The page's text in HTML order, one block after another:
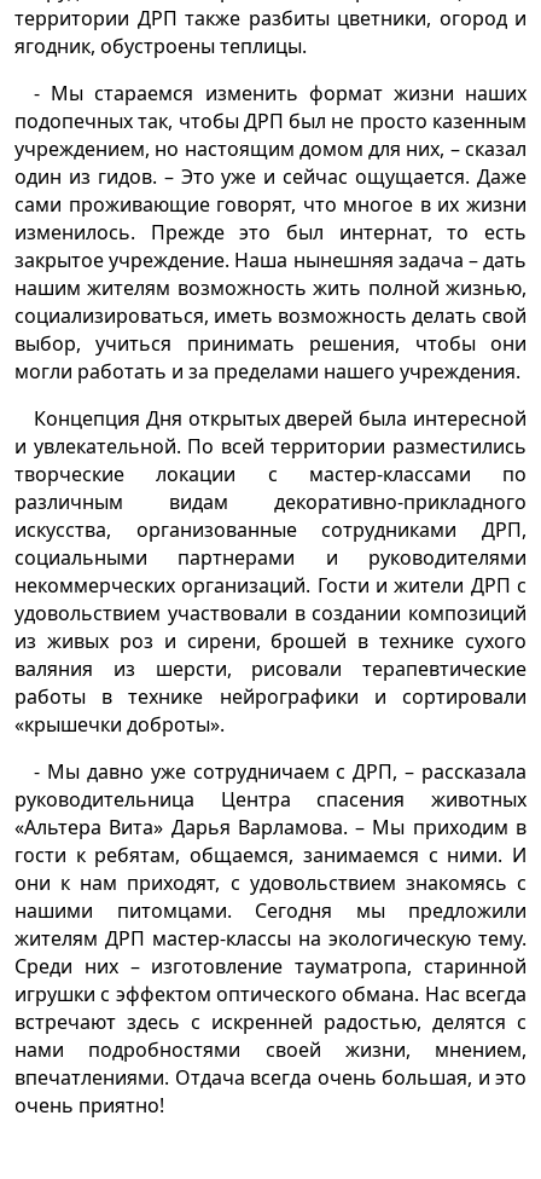
территории ДРП также разбиты цветники, огород и
ягодник, обустроены теплицы.
- Мы стараемся изменить формат жизни наших
подопечных так, чтобы ДРП был не просто казенным
учреждением, но настоящим домом для них, – сказал
один из гидов. – Это уже и сейчас ощущается. Даже
сами проживающие говорят, что многое в их жизни
изменилось. Прежде это был интернат, то есть
закрытое учреждение. Наша нынешняя задача – дать
нашим жителям возможность жить полной жизнью,
социализироваться, иметь возможность делать свой
выбор, учиться принимать решения, чтобы они
могли работать и за пределами нашего учреждения.
Концепция Дня открытых дверей была интересной
и увлекательной. По всей территории разместились
творческие локации с мастер-классами по
различным видам декоративно-прикладного
искусства, организованные сотрудниками ДРП,
социальными партнерами и руководителями
некоммерческих организаций. Гости и жители ДРП с
удовольствием участвовали в создании композиций
из живых роз и сирени, брошей в технике сухого
валяния из шерсти, рисовали терапевтические
работы в технике нейрографики и сортировали
«крышечки доброты».
- Мы давно уже сотрудничаем с ДРП, – рассказала
руководительница Центра спасения животных
«Альтера Вита» Дарья Варламова. – Мы приходим в
гости к ребятам, общаемся, занимаемся с ними. И
они к нам приходят, с удовольствием знакомясь с
нашими питомцами. Сегодня мы предложили
жителям ДРП мастер-классы на экологическую тему.
Среди них – изготовление тауматропа, старинной
игрушки с эффектом оптического обмана. Нас всегда
встречают здесь с искренней радостью, делятся с
нами подробностями своей жизни, мнением,
впечатлениями. Отдача всегда очень большая, и это
очень приятно!